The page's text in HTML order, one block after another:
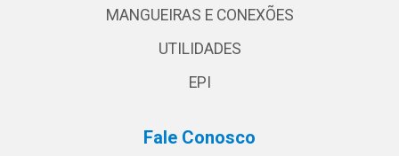
MANGUEIRAS E CONEXÕES
UTILIDADES
EPI
Fale Conosco